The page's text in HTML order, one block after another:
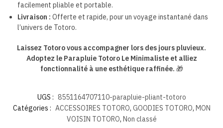
facilement pliable et portable.
Livraison : Offerte et rapide, pour un voyage instantané dans
l’univers de Totoro.
Laissez Totoro vous accompagner lors des jours pluvieux.
Adoptez le Parapluie Totoro Le Minimaliste et alliez
fonctionnalité à une esthétique raffinée. 🎁
UGS : 8551164707110-parapluie-pliant-totoro
Catégories : ACCESSOIRES TOTORO, GOODIES TOTORO, MON
VOISIN TOTORO, Non classé